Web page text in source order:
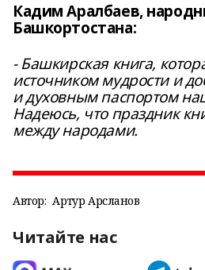
Кадим Аралбаев,
Башкортостана:
- Башкирская книга,
источником мудрости и
и духовным паспортом
Надеюсь, что праздник
между народами.
Автор: Артур Арсланов
Читайте нас